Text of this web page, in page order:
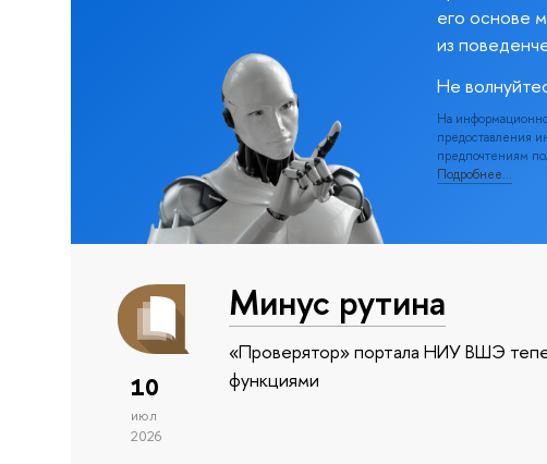
его основе
из
Не
На
предоставления
предпочтениям
Подробнее…
10
июл
2026
Минус рутина
«Проверятор» портала НИУ ВШЭ
функциями